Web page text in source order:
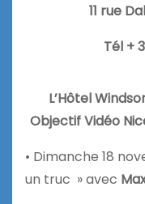
11 rue
Tél +
L’Hôtel
Objectif Vidéo
• Dimanche 18
un truc » avec